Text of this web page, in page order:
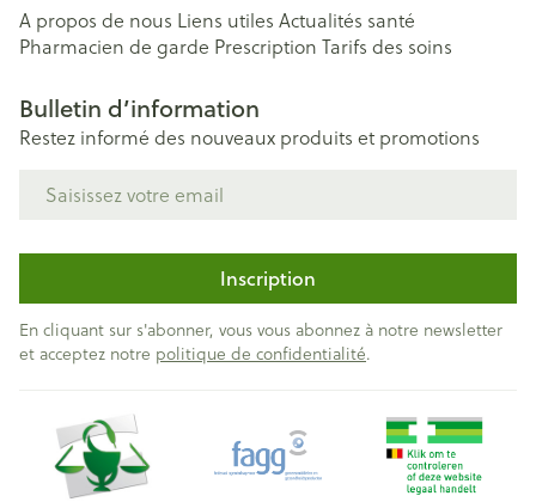
A propos de nous Liens utiles Actualités santé
Pharmacien de garde Prescription Tarifs des soins
Bulletin d’information
Restez informé des nouveaux produits et promotions
Inscription
En cliquant sur s'abonner, vous vous abonnez à notre newsletter
et acceptez notre politique de confidentialité.